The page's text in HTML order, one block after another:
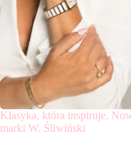
Klasyka, która inspiruje.
marki W. Śliwiński